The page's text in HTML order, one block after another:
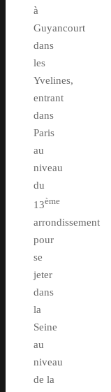
à
Guyancourt
dans
les
Yvelines,
entrant
dans
Paris
au
niveau
du
13ème
arrondissement
pour
se
jeter
dans
la
Seine
au
niveau
de la